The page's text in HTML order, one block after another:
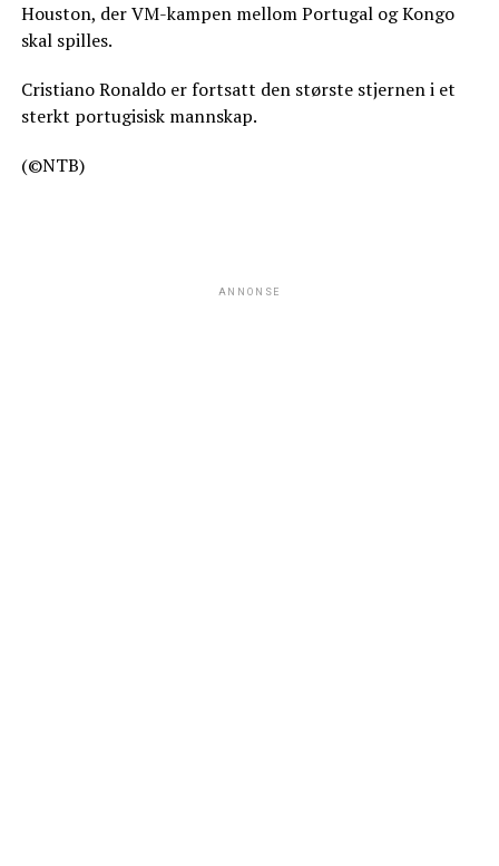
Houston, der VM-kampen mellom Portugal og Kongo
skal spilles.
Cristiano Ronaldo er fortsatt den største stjernen i et
sterkt portugisisk mannskap.
(©NTB)
ANNONSE